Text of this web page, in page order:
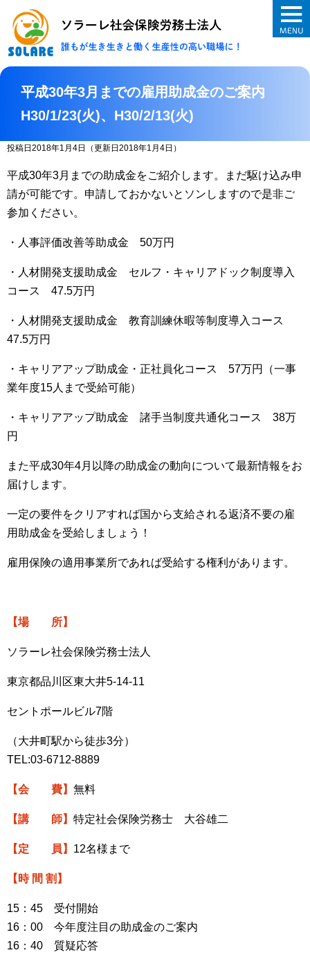
ソラーレ社会保
平成30年3月までの雇用助成金のご案内
H30/1/23(火)、H30/2/13(火)
投稿日2018年1月4日 （更新日2018年1月4日）
平成30年3月までの助成金をご紹介します。まだ駆け込み申
請が可能です。申請しておかないとソンしますので是非ご
参加ください。
・人事評価改善等助成金 50万円
・人材開発支援助成金 セルフ・キャリアドック制度導入
コース 47.5万円
・人材開発支援助成金 教育訓練休暇等制度導入コース
47.5万円
・キャリアアップ助成金・正社員化コース 57万円（一事
業年度15人まで受給可能）
・キャリアアップ助成金 諸手当制度共通化コース 38万
円
また平成30年4月以降の助成金の動向について最新情報をお
届けします。
一定の要件をクリアすれば国から支給される返済不要の雇
用助成金を受給しましょう！
雇用保険の適用事業所であれば受給する権利があります。
【場 所】
ソラーレ社会保険労務士法人
東京都品川区東大井5-14-11
セントポールビル7階
（大井町駅から徒歩3分）
TEL:03-6712-8889
【会 費】 無料
【講 師】 特定社会保険労務士 大谷雄二
【定 員】 12名様まで
【時 間 割】
15： 45 受付開始
16 ： 00 今年度注目の助成金のご案内
16 ： 40 質疑応答